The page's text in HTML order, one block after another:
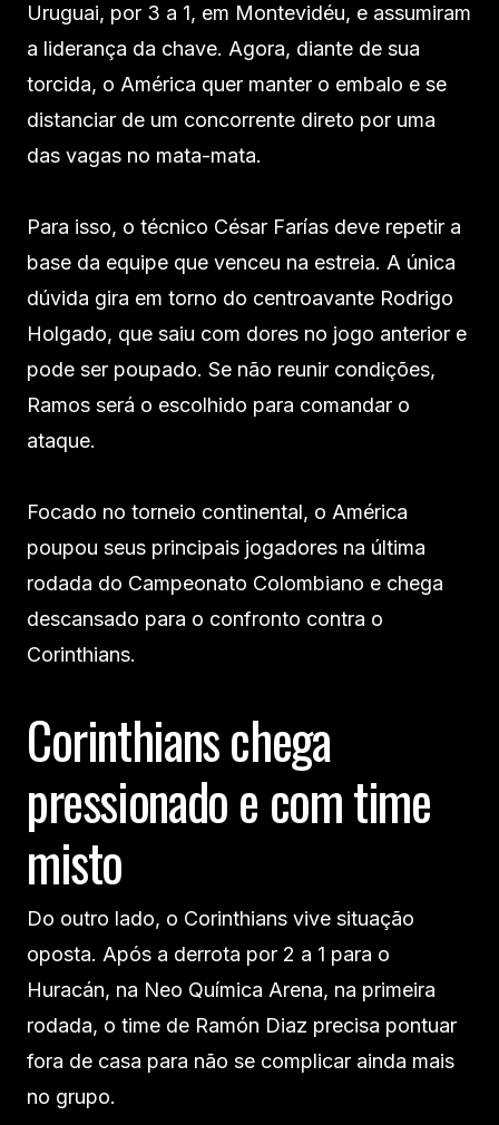
Uruguai, por 3 a 1, em Montevidéu, e assumiram
a liderança da chave. Agora, diante de sua
torcida, o América quer manter o embalo e se
distanciar de um concorrente direto por uma
das vagas no mata-mata.
Para isso, o técnico César Farías deve repetir a
base da equipe que venceu na estreia. A única
dúvida gira em torno do centroavante Rodrigo
Holgado, que saiu com dores no jogo anterior e
pode ser poupado. Se não reunir condições,
Ramos será o escolhido para comandar o
ataque.
Focado no torneio continental, o América
poupou seus principais jogadores na última
rodada do Campeonato Colombiano e chega
descansado para o confronto contra o
Corinthians.
Corinthians chega
pressionado e com time
misto
Do outro lado, o Corinthians vive situação
oposta. Após a derrota por 2 a 1 para o
Huracán, na Neo Química Arena, na primeira
rodada, o time de Ramón Diaz precisa pontuar
fora de casa para não se complicar ainda mais
no grupo.